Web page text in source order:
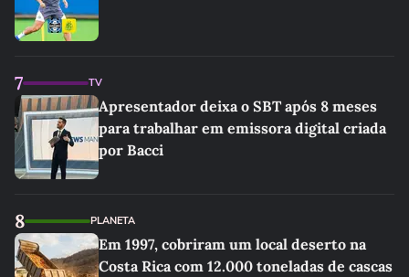
7 TV
Apresentador deixa o SBT após 8 meses
para trabalhar em emissora digital criada
por Bacci
8 PLANETA
Em 1997, cobriram um local deserto na
Costa Rica com 12.000 toneladas de cascas